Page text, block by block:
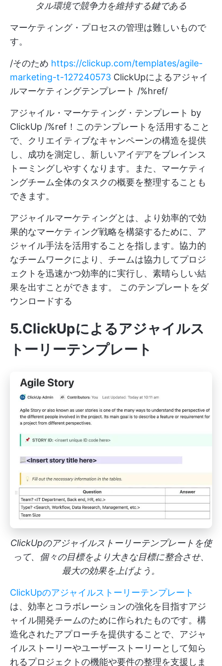
タル環境で競争力を維持する鍵である
マーケティング・プロセスの管理は難しいもので
す。
/そのため https://clickup.com/templates/agile-
marketing-t-127240573 ClickUpによるアジャイ
ルマーケティングテンプレート /%href/
アジャイル・マーケティング・テンプレート by
ClickUp /%ref！このテンプレートを活用すること
で、クリエイティブなキャンペーンの構造を提供
し、成功を測定し、新しいアイデアをブレインス
トーミングしやすくなります。また、マーケティ
ングチーム全体のタスクの概要を整理することも
できます。
アジャイルマーケティングとは、より効率的で効
果的なマーケティング戦略を構築するために、ア
ジャイル手法を活用することを指します。協力的
なチームワークにより、チームは協力してプロジ
ェクトを迅速かつ効率的に実行し、素晴らしい結
果を出すことができます。 このテンプレートをダ
ウンロードする
5.ClickUpによるアジャイルス
トーリーテンプレート
ClickUpのアジャイルストーリーテンプレートを使
って、個々の目標をより大きな目標に整合させ、
最大の効果を上げよう。
ClickUpのアジャイルストーリーテンプレート
は、効率とコラボレーションの強化を目指すアジ
ャイル開発チームのために作られたものです。構
造化されたアプローチを提供することで、アジャ
イルストーリーやユーザーストーリーとして知ら
れるプロジェクトの機能や要件の整理を支援しま